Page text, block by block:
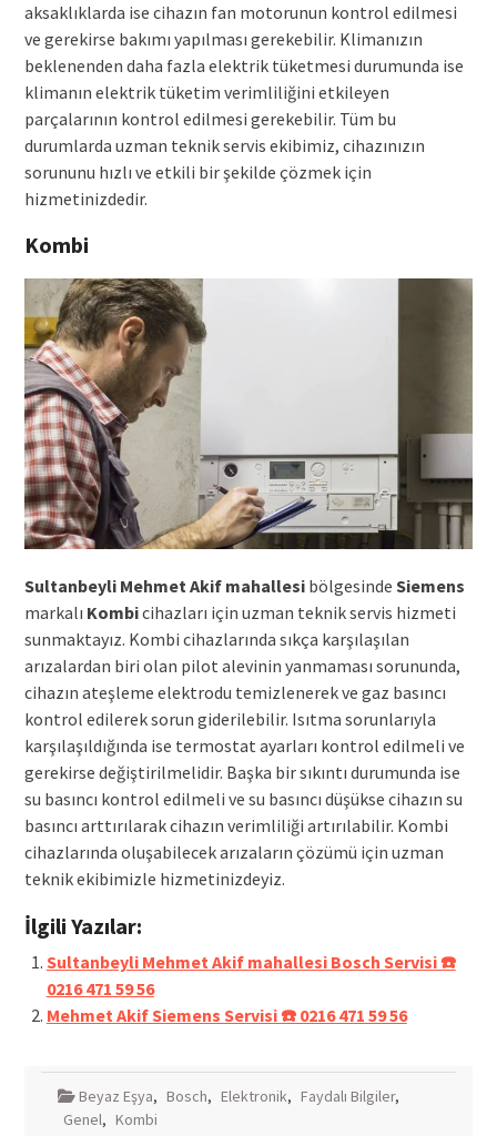
aksaklıklarda ise cihazın fan motorunun kontrol edilmesi
ve gerekirse bakımı yapılması gerekebilir. Klimanızın
beklenenden daha fazla elektrik tüketmesi durumunda ise
klimanın elektrik tüketim verimliliğini etkileyen
parçalarının kontrol edilmesi gerekebilir. Tüm bu
durumlarda uzman teknik servis ekibimiz, cihazınızın
sorununu hızlı ve etkili bir şekilde çözmek için
hizmetinizdedir.
Kombi
Sultanbeyli Mehmet Akif mahallesibölgesinde Siemens
markalı Kombicihazları için uzman teknik servis hizmeti
sunmaktayız. Kombi cihazlarında sıkça karşılaşılan
arızalardan biri olan pilot alevinin yanmaması sorununda,
cihazın ateşleme elektrodu temizlenerek ve gaz basıncı
kontrol edilerek sorun giderilebilir. Isıtma sorunlarıyla
karşılaşıldığında ise termostat ayarları kontrol edilmeli ve
gerekirse değiştirilmelidir. Başka bir sıkıntı durumunda ise
su basıncı kontrol edilmeli ve su basıncı düşükse cihazın su
basıncı arttırılarak cihazın verimliliği artırılabilir. Kombi
cihazlarında oluşabilecek arızaların çözümü için uzman
teknik ekibimizle hizmetinizdeyiz.
İlgili Yazılar:
Sultanbeyli Mehmet Akif mahallesi Bosch Servisi ☎️
0216 471 59 56
Mehmet Akif Siemens Servisi ☎️ 0216 471 59 56
Beyaz Eşya, Bosch, Elektronik, Faydalı Bilgiler,
Genel, Kombi